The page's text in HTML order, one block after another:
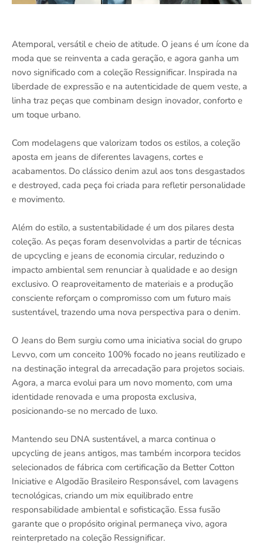
Atemporal, versátil e cheio de atitude. O jeans é um ícone da
moda que se reinventa a cada geração, e agora ganha um
novo significado com a coleção Ressignificar. Inspirada na
liberdade de expressão e na autenticidade de quem veste, a
linha traz peças que combinam design inovador, conforto e
um toque urbano.
Com modelagens que valorizam todos os estilos, a coleção
aposta em jeans de diferentes lavagens, cortes e
acabamentos. Do clássico denim azul aos tons desgastados
e destroyed, cada peça foi criada para refletir personalidade
e movimento.
Além do estilo, a sustentabilidade é um dos pilares desta
coleção. As peças foram desenvolvidas a partir de técnicas
de upcycling e jeans de economia circular, reduzindo o
impacto ambiental sem renunciar à qualidade e ao design
exclusivo. O reaproveitamento de materiais e a produção
consciente reforçam o compromisso com um futuro mais
sustentável, trazendo uma nova perspectiva para o denim.
O Jeans do Bem surgiu como uma iniciativa social do grupo
Levvo, com um conceito 100% focado no jeans reutilizado e
na destinação integral da arrecadação para projetos sociais.
Agora, a marca evolui para um novo momento, com uma
identidade renovada e uma proposta exclusiva,
posicionando-se no mercado de luxo.
Mantendo seu DNA sustentável, a marca continua o
upcycling de jeans antigos, mas também incorpora tecidos
selecionados de fábrica com certificação da Better Cotton
Iniciative e Algodão Brasileiro Responsável, com lavagens
tecnológicas, criando um mix equilibrado entre
responsabilidade ambiental e sofisticação. Essa fusão
garante que o propósito original permaneça vivo, agora
reinterpretado na coleção Ressignificar.